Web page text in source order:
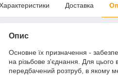
Доставка
Опис
Основне їх призначення -
на різьбове з'єднання. Для цього
передбачений розтруб, в якому